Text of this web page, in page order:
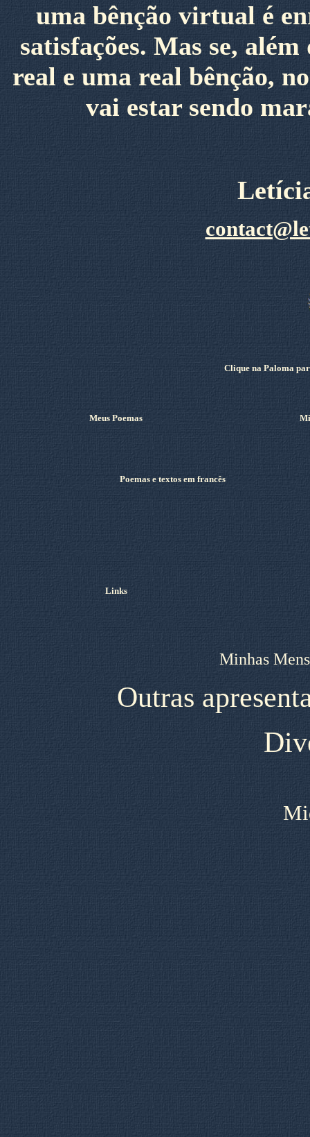
uma bênção virtual é
satisfações. Mas se,
real e uma real bênção,
vai estar sendo
Clique na Paloma
Meus Poemas
Poemas e textos em francês
Links
Minhas
Outras